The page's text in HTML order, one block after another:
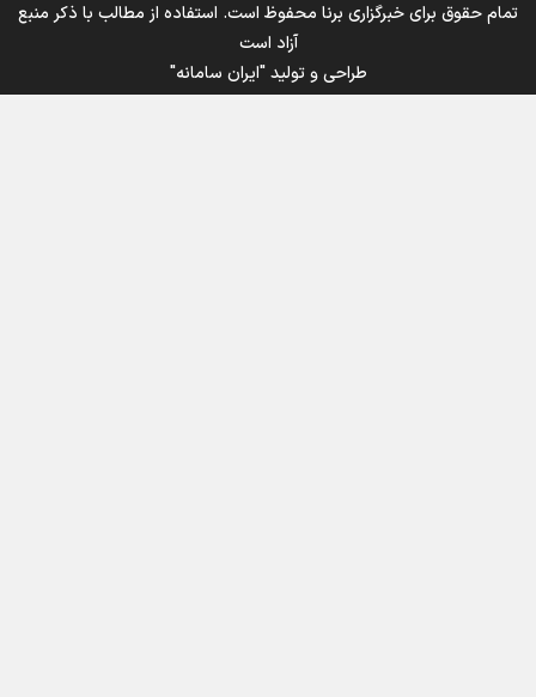
تمام حقوق برای خبرگزاری برنا محفوظ است. استفاده از مطالب با ذکر منبع
آزاد است
طراحی و تولید"ایران سامانه"